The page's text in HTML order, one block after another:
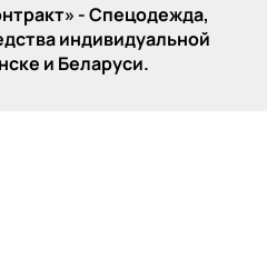
- Спецодежда,
индивидуальной
и Беларуси.